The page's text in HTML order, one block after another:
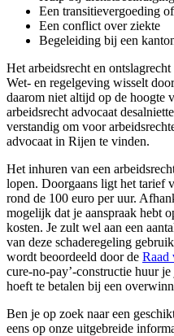
Een transitievergoeding
Een conflict over ziekte
Begeleiding bij een
Het arbeidsrecht en
Wet- en regelgeving wisselt
daarom niet altijd op de hoogte
arbeidsrecht advocaat
verstandig om voor
advocaat in Rijen te vinden.
Het inhuren van een
lopen. Doorgaans ligt het tarief
rond de 100 euro per uur.
mogelijk dat je aanspraak hebt
kosten. Je zult wel aan een
van deze schaderegeling
wordt beoordeeld door de Raad
cure-no-pay’-constructie huur
hoeft te betalen bij een
Ben je op zoek naar een
eens op onze uitgebreide